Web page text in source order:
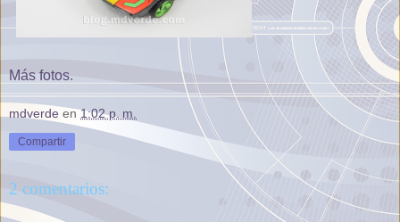
Más fotos.
mdverde en1:02 p. m.
Compartir
2 comentarios: